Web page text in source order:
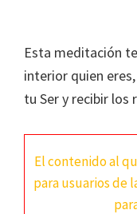
Esta meditación
interior quien
tu Ser y recibir los
El contenido al
para usuarios de